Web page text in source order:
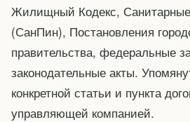
Жилищный Кодекс,
(СанПин), Постановления
правительства, федеральные
законодательные акты.
конкретной статьи и пункта
управляющей компанией.